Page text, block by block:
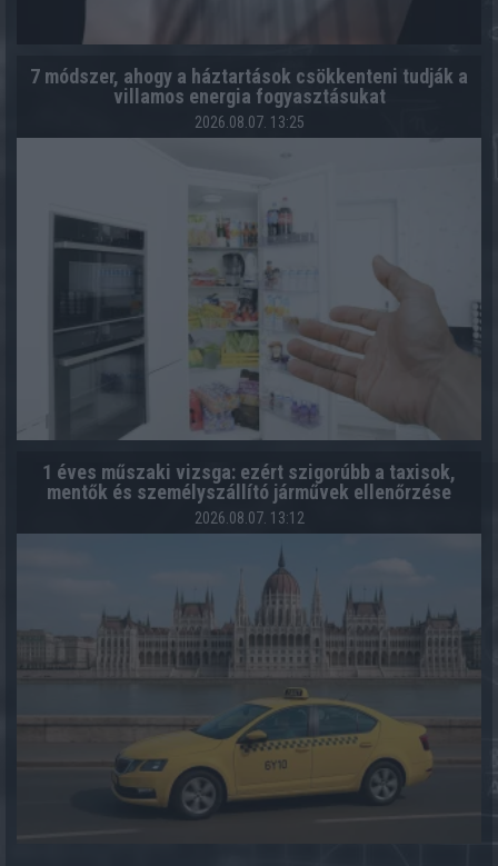
7 módszer, ahogy a háztartások csökkenteni tudják a
villamos energia fogyasztásukat
2026.08.07. 13:25
1 éves műszaki vizsga: ezért szigorúbb a taxisok,
mentők és személyszállító járművek ellenőrzése
2026.08.07. 13:12